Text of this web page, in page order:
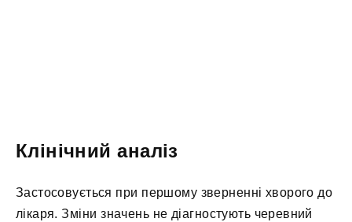
Клінічний аналіз
Застосовується при першому зверненні хворого до
лікаря. Зміни значень не діагностують черевний